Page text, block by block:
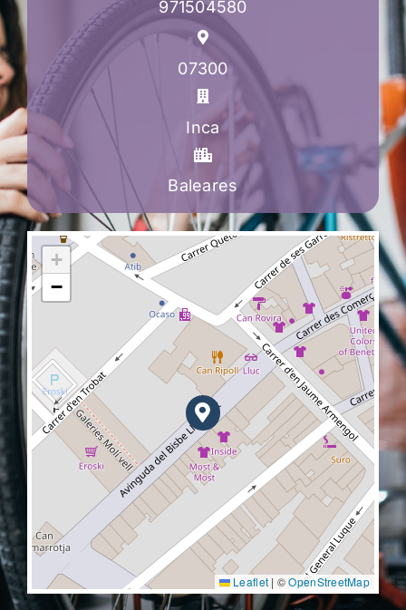
971504580
07300
Inca
Baleares
+
−
Leaflet | ©OpenStreetMap